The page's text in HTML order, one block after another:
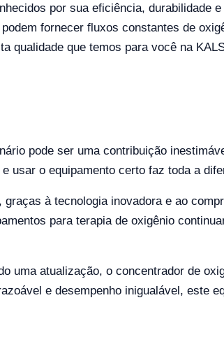
por sua eficiência, durabilidade
fornecer fluxos constantes de
qualidade que temos para você na
pode ser uma contribuição
usar o equipamento certo faz toda a
à tecnologia inovadora e ao
para terapia de oxigênio
uma atualização, o concentrador de
e desempenho inigualável, este